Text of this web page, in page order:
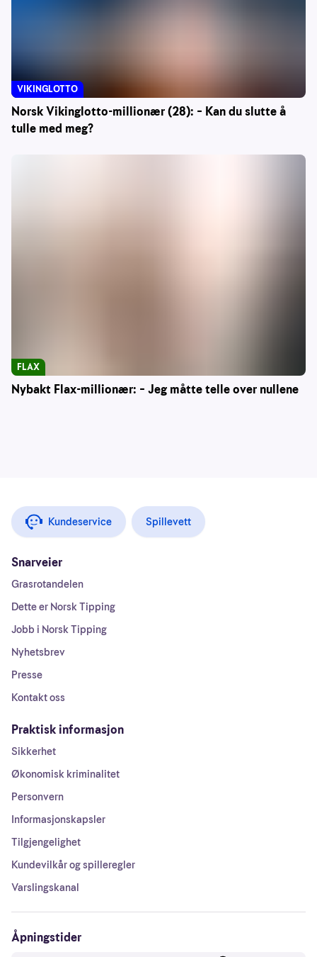
Norsk Vikinglotto-millionær (28): – Kan du slutte å
tulle med meg?
VIKINGLOTTO
Nybakt Flax-millionær: – Jeg måtte telle over nullene
FLAX
Kundeservice Spillevett
Snarveier
Grasrotandelen
Dette er Norsk Tipping
Jobb i Norsk Tipping
Nyhetsbrev
Presse
Kontakt oss
Praktisk informasjon
Sikkerhet
Økonomisk kriminalitet
Personvern
Informasjonskapsler
Tilgjengelighet
Kundevilkår og spilleregler
Varslingskanal
Åpningstider